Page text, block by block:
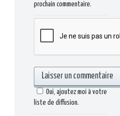
prochain commentaire.
Oui, ajoutez moi à votre
liste de diffusion.